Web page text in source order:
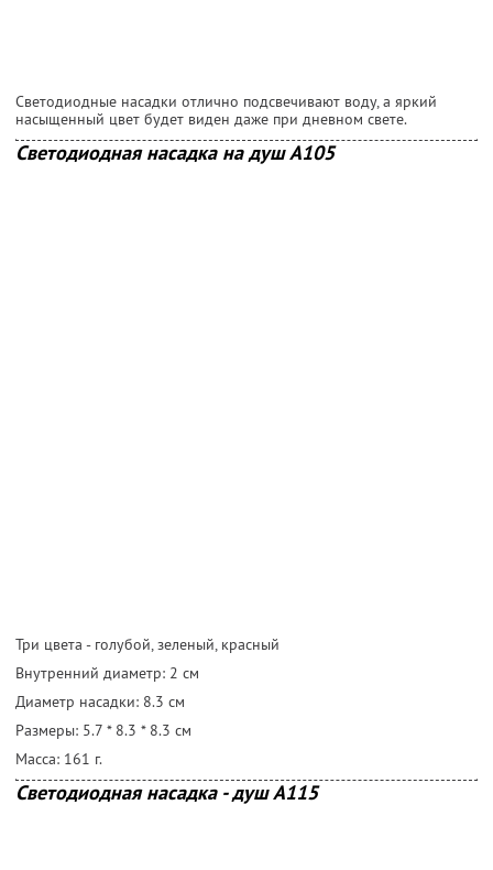
Светодиодные насадки отлично подсвечивают воду, а яркий
насыщенный цвет будет виден даже при дневном свете.
Светодиодная насадка на душ А105
Три цвета - голубой, зеленый, красный
Внутренний диаметр: 2 cм
Диаметр насадки: 8.3 cм
Размеры: 5.7 * 8.3 * 8.3 cм
Масса: 161 г.
Светодиодная насадка - душ А115